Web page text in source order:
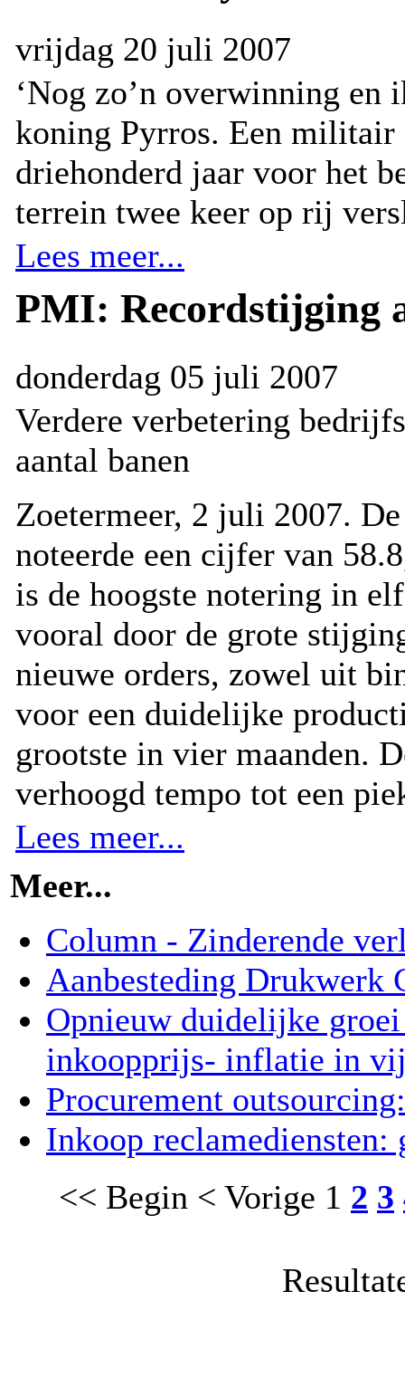
vrijdag 20 juli 2007
‘Nog zo’n overwinning en
koning Pyrros. Een militair
driehonderd jaar voor het
terrein twee keer op rij
Lees meer...
PMI: Recordstijging
donderdag 05 juli 2007
Verdere verbetering
aantal banen
Zoetermeer, 2 juli 2007.
noteerde een cijfer van
is de hoogste notering in
vooral door de grote
nieuwe orders, zowel uit
voor een duidelijke
grootste in vier maanden.
verhoogd tempo tot een
Lees meer...
Meer...
Column - Zinderende
Aanbesteding Drukwerk
Opnieuw duidelijke
inkoopprijs- inflatie in
Procurement
Inkoop reclamediensten:
<< Begin < Vorige 1 2 3